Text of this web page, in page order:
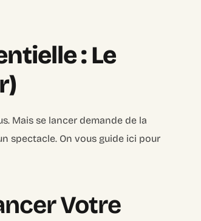
: Le
Mais se lancer demande de la
spectacle. On vous guide ici pour
Votre